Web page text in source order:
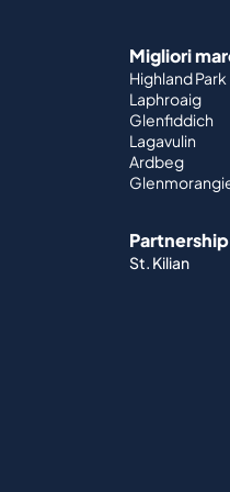
Migliori
Highland Park
Laphroaig
Glenfiddich
Lagavulin
Ardbeg
St. Kilian